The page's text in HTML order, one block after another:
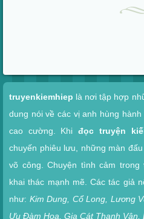
truyenkiemhiep là nơi tập hợp
dung nói về các vị anh hùng
cao cường. Khiđọc truyện
chuyến phiêu lưu, những màn
võ công. Chuyện tình cảm trong
khai thác mạnh mẽ. Các tác giả
như: Kim Dung, Cổ Long, Lương
Ưu Đàm Hoa, Gia Cát Thanh Vân,